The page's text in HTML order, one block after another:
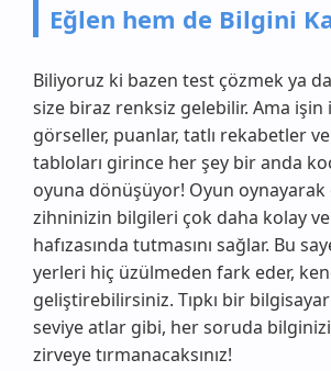
Eğlen hem de Bilgini
Biliyoruz ki bazen test çözmek ya
size biraz renksiz gelebilir. Ama işin
görseller, puanlar, tatlı rekabetler
tabloları girince her şey bir anda
oyuna dönüşüyor! Oyun
zihninizin bilgileri çok daha kolay ve
hafızasında tutmasını sağlar. Bu
yerleri hiç üzülmeden fark eder,
geliştirebilirsiniz. Tıpkı bir
seviye atlar gibi, her soruda
zirveye tırmanacaksınız!